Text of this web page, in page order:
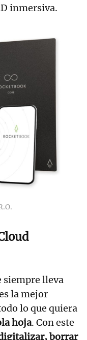
inmersiva.
siempre lleva
la mejor
lo que quiera
hoja. Con este
borrar